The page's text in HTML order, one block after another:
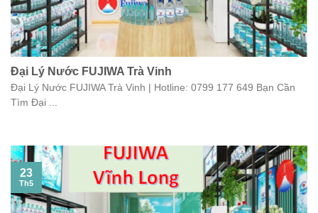
Đại Lý Nước FUJIWA Trà Vinh
Đại Lý Nước FUJIWA Trà Vinh | Hotline: 0799 177 649 Bạn Cần
Tìm Đại ...
23
Th5